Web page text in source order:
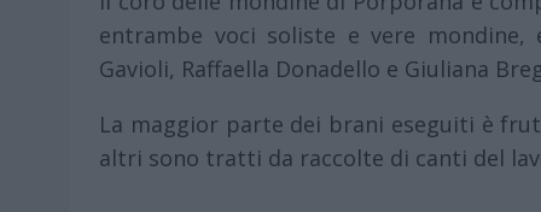
entrambe voci soliste e vere
Gavioli, Raffaella Donadello e Giuliana
La maggior parte dei brani eseguiti è
altri sono tratti da raccolte di canti del